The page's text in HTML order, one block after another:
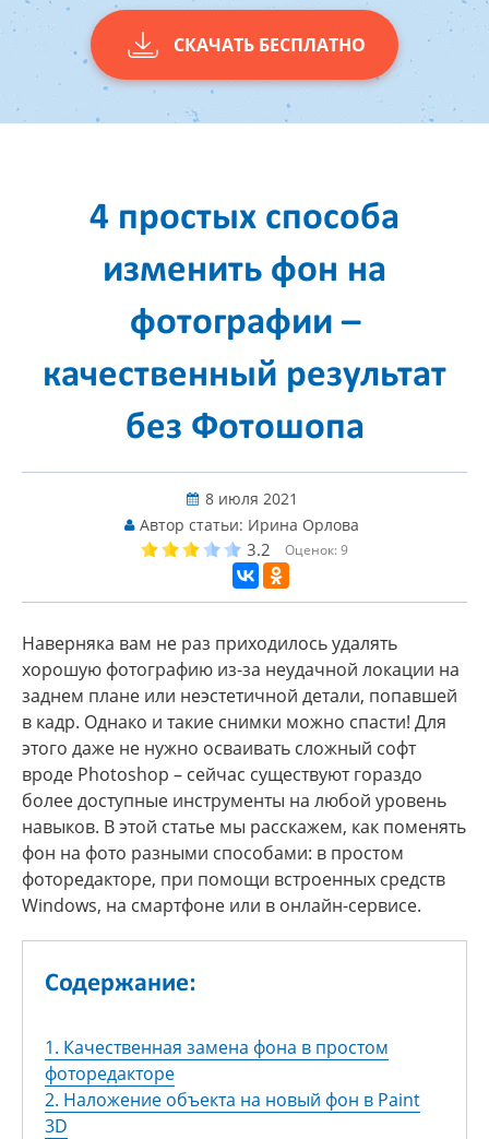
СКАЧАТЬ БЕСПЛАТНО
4 простых способа
изменить фон на
фотографии –
качественный результат
без Фотошопа
8 июля 2021
Автор статьи: Ирина Орлова
3.2 Оценок: 9
Наверняка вам не раз приходилось удалять
хорошую фотографию из-за неудачной локации на
заднем плане или неэстетичной детали, попавшей
в кадр. Однако и такие снимки можно спасти! Для
этого даже не нужно осваивать сложный софт
вроде Photoshop – сейчас существуют гораздо
более доступные инструменты на любой уровень
навыков. В этой статье мы расскажем, как поменять
фон на фото разными способами: в простом
фоторедакторе, при помощи встроенных средств
Windows, на смартфоне или в онлайн-сервисе.
Содержание:
1. Качественная замена фона в простом
фоторедакторе
2. Наложение объекта на новый фон в Paint
3D